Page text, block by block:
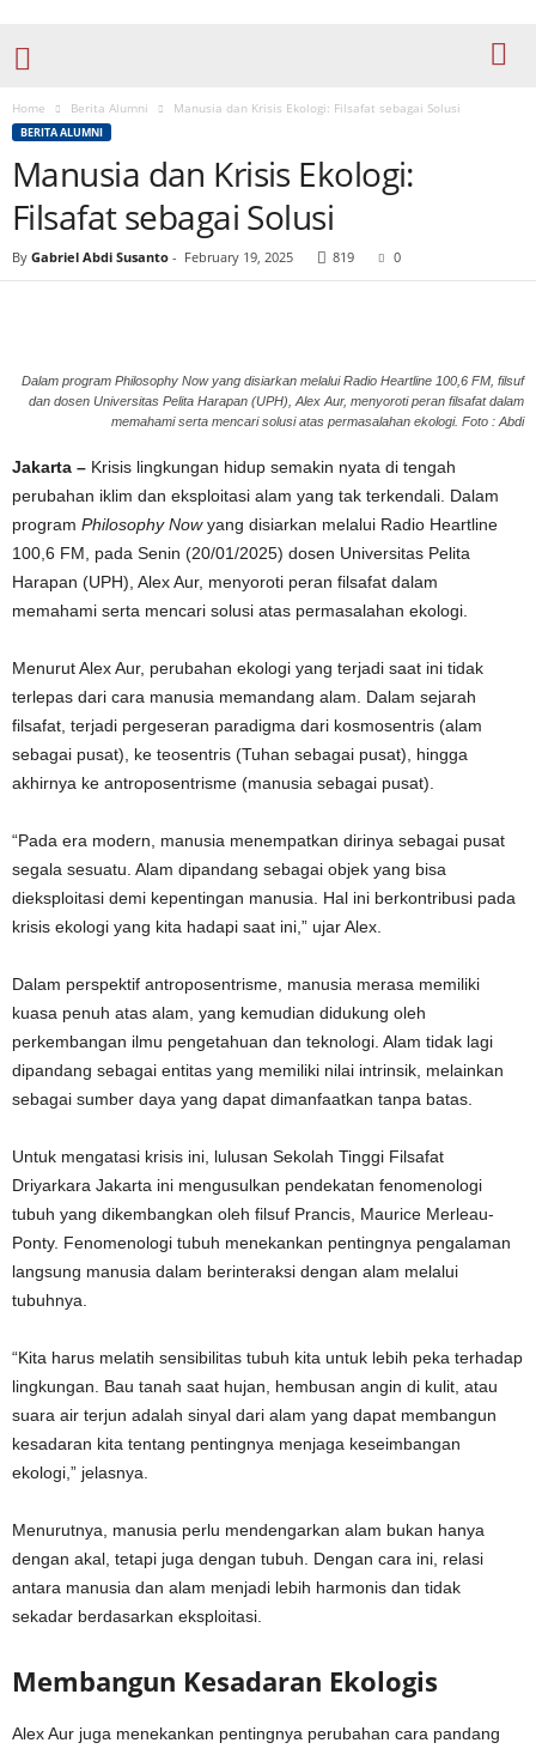
Home Berita Alumni Manusia dan Krisis Ekologi: Filsafat sebagai Solusi
BERITA ALUMNI
Manusia dan Krisis Ekologi:
Filsafat sebagai Solusi
By Gabriel Abdi Susanto - February 19, 2025 819 0
Dalam program Philosophy Now yang disiarkan melalui Radio Heartline 100,6 FM, filsuf
dan dosen Universitas Pelita Harapan (UPH), Alex Aur, menyoroti peran filsafat dalam
memahami serta mencari solusi atas permasalahan ekologi. Foto : Abdi
Jakarta – Krisis lingkungan hidup semakin nyata di tengah
perubahan iklim dan eksploitasi alam yang tak terkendali. Dalam
program Philosophy Nowyang disiarkan melalui Radio Heartline
100,6 FM, pada Senin (20/01/2025) dosen Universitas Pelita
Harapan (UPH), Alex Aur, menyoroti peran filsafat dalam
memahami serta mencari solusi atas permasalahan ekologi.
Menurut Alex Aur, perubahan ekologi yang terjadi saat ini tidak
terlepas dari cara manusia memandang alam. Dalam sejarah
filsafat, terjadi pergeseran paradigma dari kosmosentris (alam
sebagai pusat), ke teosentris (Tuhan sebagai pusat), hingga
akhirnya ke antroposentrisme (manusia sebagai pusat).
“Pada era modern, manusia menempatkan dirinya sebagai pusat
segala sesuatu. Alam dipandang sebagai objek yang bisa
dieksploitasi demi kepentingan manusia. Hal ini berkontribusi pada
krisis ekologi yang kita hadapi saat ini,” ujar Alex.
Dalam perspektif antroposentrisme, manusia merasa memiliki
kuasa penuh atas alam, yang kemudian didukung oleh
perkembangan ilmu pengetahuan dan teknologi. Alam tidak lagi
dipandang sebagai entitas yang memiliki nilai intrinsik, melainkan
sebagai sumber daya yang dapat dimanfaatkan tanpa batas.
Untuk mengatasi krisis ini, lulusan Sekolah Tinggi Filsafat
Driyarkara Jakarta ini mengusulkan pendekatan fenomenologi
tubuh yang dikembangkan oleh filsuf Prancis, Maurice Merleau-
Ponty. Fenomenologi tubuh menekankan pentingnya pengalaman
langsung manusia dalam berinteraksi dengan alam melalui
tubuhnya.
“Kita harus melatih sensibilitas tubuh kita untuk lebih peka terhadap
lingkungan. Bau tanah saat hujan, hembusan angin di kulit, atau
suara air terjun adalah sinyal dari alam yang dapat membangun
kesadaran kita tentang pentingnya menjaga keseimbangan
ekologi,” jelasnya.
Menurutnya, manusia perlu mendengarkan alam bukan hanya
dengan akal, tetapi juga dengan tubuh. Dengan cara ini, relasi
antara manusia dan alam menjadi lebih harmonis dan tidak
sekadar berdasarkan eksploitasi.
Membangun Kesadaran Ekologis
Alex Aur juga menekankan pentingnya perubahan cara pandang